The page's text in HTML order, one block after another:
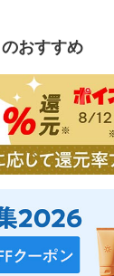
のおすすめ